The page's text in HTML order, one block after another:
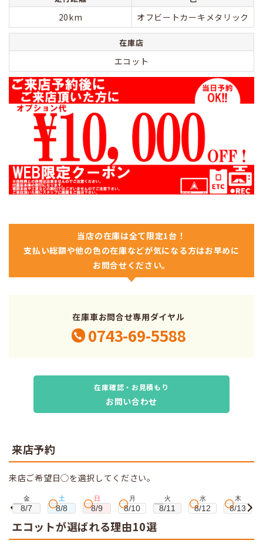
20km オフビートカーキメタリック
在庫店
エコット
当店の在庫は全て限定1台！
支払い総額や他の色の在庫などが気になる方はお早めに
お問合せください。
在庫車お問合せ専用ダイヤル
0743-69-5588
在庫確認・お見積もり
お問い合わせ
来店予約
来店ご希望日◯を選択してください。
金
8/7
土
8/8
日
8/9
月
8/10
火
8/11
水
8/12
木
8/13
エコットが選ばれる理由10選